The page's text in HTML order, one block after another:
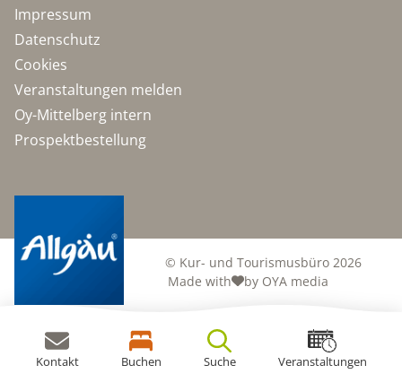
Impressum
Datenschutz
Cookies
Veranstaltungen melden
Oy-Mittelberg intern
Prospektbestellung
© Kur- und Tourismusbüro 2026
Made with
by OYA media
Kontakt Buchen Suche Veranstaltungen